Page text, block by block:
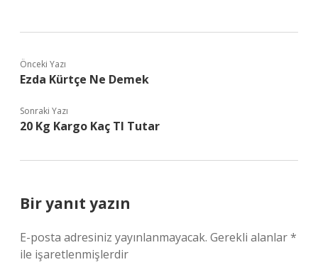
Önceki Yazı
Ezda Kürtçe Ne Demek
Sonraki Yazı
20 Kg Kargo Kaç Tl Tutar
Bir yanıt yazın
E-posta adresiniz yayınlanmayacak. Gerekli alanlar*
ile işaretlenmişlerdir